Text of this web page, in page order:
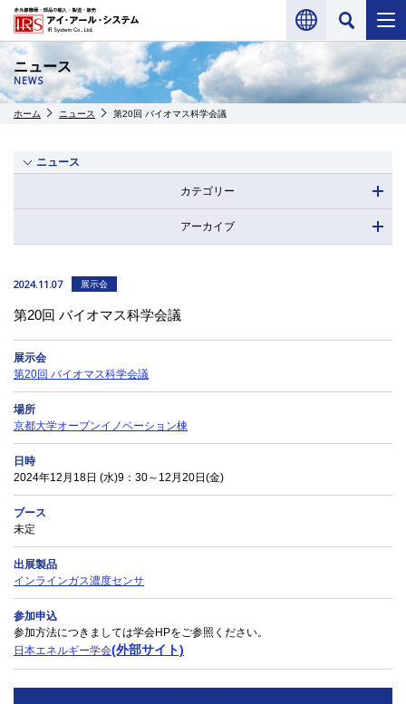
ニュース
NEWS
ホーム ニュース 第20回 バイオマス科学会議
ニュース
カテゴリー
アーカイブ
2024.11.07 展示会
第20回 バイオマス科学会議
展示会
第20回 バイオマス科学会議
場所
京都大学オープンイノベーション棟
日時
2024年12月18日 (水)9：30～12月20日(金)
ブース
未定
出展製品
インラインガス濃度センサ
参加申込
参加方法につきましては学会HPをご参照ください。
日本エネルギー学会(外部サイト)